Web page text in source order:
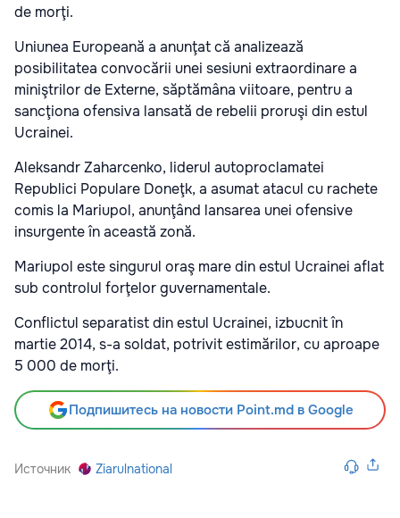
de morţi.
Uniunea Europeană a anunţat că analizează
posibilitatea convocării unei sesiuni extraordinare a
miniştrilor de Externe, săptămâna viitoare, pentru a
sancţiona ofensiva lansată de rebelii proruşi din estul
Ucrainei.
Aleksandr Zaharcenko, liderul autoproclamatei
Republici Populare Doneţk, a asumat atacul cu rachete
comis la Mariupol, anunţând lansarea unei ofensive
insurgente în această zonă.
Mariupol este singurul oraş mare din estul Ucrainei aflat
sub controlul forţelor guvernamentale.
Conflictul separatist din estul Ucrainei, izbucnit în
martie 2014, s-a soldat, potrivit estimărilor, cu aproape
5 000 de morţi.
Подпишитесь на новости Point.md в Google
Источник Ziarulnational